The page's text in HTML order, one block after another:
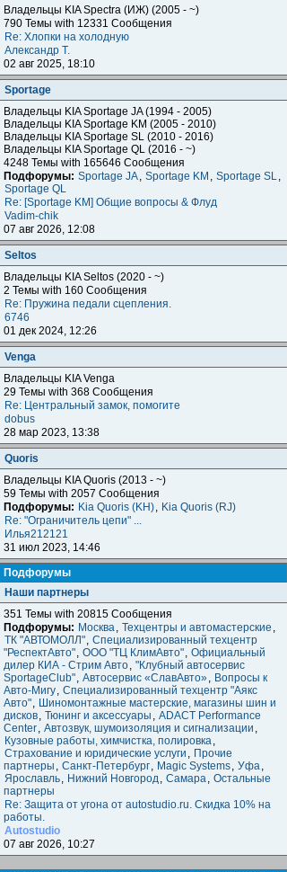
Владельцы KIA Spectra (ИЖ) (2005 - ~)
790 Темы with 12331 Сообщения
Re: Хлопки на холодную
Александр Т.
02 авг 2025, 18:10
Sportage
Владельцы KIA Sportage JA (1994 - 2005)
Владельцы KIA Sportage KM (2005 - 2010)
Владельцы KIA Sportage SL (2010 - 2016)
Владельцы KIA Sportage QL (2016 - ~)
4248 Темы with 165646 Сообщения
Подфорумы: Sportage JA, Sportage KM , Sportage SL,
Sportage QL
Re: [Sportage KM] Общие вопросы & Флуд
Vadim-chik
07 авг 2026, 12:08
Seltos
Владельцы KIA Seltos (2020 - ~)
2 Темы with 160 Сообщения
Re: Пружина педали сцепления.
6746
01 дек 2024, 12:26
Venga
Владельцы KIA Venga
29 Темы with 368 Сообщения
Re: Центральный замок, помогите
dobus
28 мар 2023, 13:38
Quoris
Владельцы KIA Quoris (2013 - ~)
59 Темы with 2057 Сообщения
Подфорумы: Kia Quoris (KH), Kia Quoris (RJ)
Re: "Ограничитель цепи" ...
Илья212121
31 июл 2023, 14:46
Подфорумы
Наши партнеры
351 Темы with 20815 Сообщения
Подфорумы: Москва, Техцентры и автомастерские ,
ТК "АВТОМОЛЛ", Специализированный техцентр
"РеспектАвто", ООО "ТЦ КлимАвто", Официальный
дилер КИА - Стрим Авто, "Клубный автосервис
SportageClub", Автосервис «СлавАвто», Вопросы к
Авто-Мигу, Специализированный техцентр "Аякс
Авто", Шиномонтажные мастерские, магазины шин и
дисков, Тюнинг и аксессуары , ADACT Performance
Center, Автозвук, шумоизоляция и сигнализации ,
Кузовные работы, химчистка, полировка,
Страхование и юридические услуги , Прочие
партнеры , Санкт-Петербург, Magic Systems, Уфа,
Ярославль, Нижний Новгород, Самара, Остальные
партнеры
Re: Защита от угона от autostudio.ru. Скидка 10% на
работы.
Autostudio
07 авг 2026, 10:27